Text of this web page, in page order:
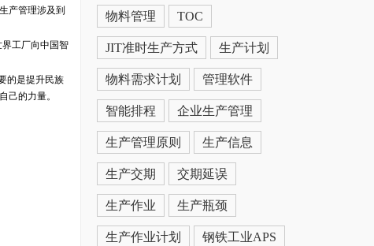
产管理涉及到
工厂向中国智
的是提升民族
己的力量。
物料管理 TOC
JIT准时生产方式 生产计划
物料需求计划 管理软件
智能排程 企业生产管理
生产管理原则 生产信息
生产交期 交期延误
生产作业 生产瓶颈
生产作业计划 钢铁工业APS